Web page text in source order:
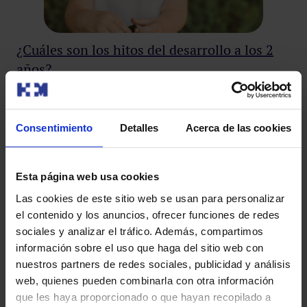
Consentimiento Detalles Acerca de las cookies
Esta página web usa cookies
Las cookies de este sitio web se usan para personalizar
el contenido y los anuncios, ofrecer funciones de redes
sociales y analizar el tráfico. Además, compartimos
información sobre el uso que haga del sitio web con
nuestros partners de redes sociales, publicidad y análisis
web, quienes pueden combinarla con otra información
que les haya proporcionado o que hayan recopilado a
¿Cuáles son los hitos del desarrollo a los 2
años?
Este es un periodo lleno de descubrimientos, nuevas
rodea. En este…